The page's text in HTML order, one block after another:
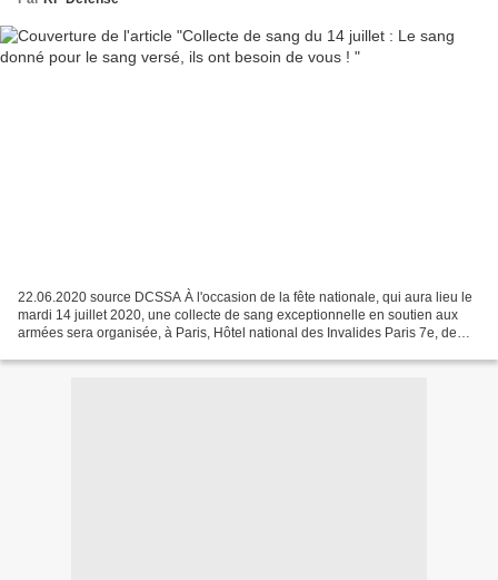
22.06.2020 source DCSSA À l'occasion de la fête nationale, qui aura lieu le
mardi 14 juillet 2020, une collecte de sang exceptionnelle en soutien aux
armées sera organisée, à Paris, Hôtel national des Invalides Paris 7e, de